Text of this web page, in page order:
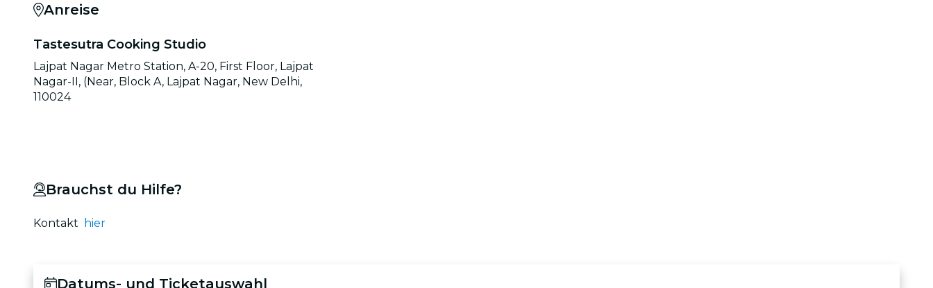
Anreise
Tastesutra Cooking Studio
Lajpat Nagar Metro Station, A-20, First Floor, Lajpat
Nagar-II, (Near, Block A, Lajpat Nagar, New Delhi,
110024
Brauchst du Hilfe?
Kontakt hier
Datums- und Ticketauswahl